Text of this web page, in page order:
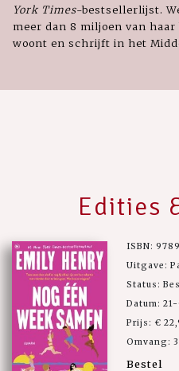
York Times-bestsellerlijst.
meer dan 8 miljoen van
woont en schrijft in het
Edities
ISBN:
Uitgave:
Status:
Datum:
Prijs: €
Omvang:
Bestel